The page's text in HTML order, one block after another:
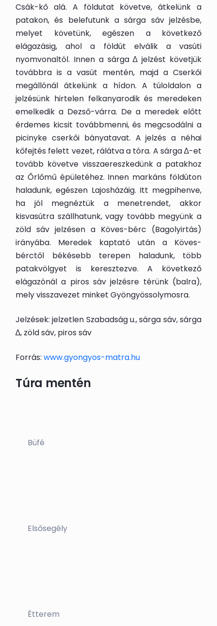
Csák-kő alá. A földutat követve, átkelünk a
patakon, és belefutunk a sárga sáv jelzésbe,
melyet követünk, egészen a következő
elágazásig, ahol a földút elválik a vasúti
nyomvonaltól. Innen a sárga ∆ jelzést követjük
továbbra is a vasút mentén, majd a Cserkői
megállónál átkelünk a hídon. A túloldalon a
jelzésünk hirtelen felkanyarodik és meredeken
emelkedik a Dezső-várra. De a meredek előtt
érdemes kicsit továbbmenni, és megcsodálni a
picinyke cserkői bányatavat. A jelzés a néhai
kőfejtés felett vezet, rálátva a tóra. A sárga ∆-et
tovább követve visszaereszkedünk a patakhoz
az Őrlőmű épületéhez. Innen markáns földúton
haladunk, egészen Lajosházáig. Itt megpihenve,
ha jól megnéztük a menetrendet, akkor
kisvasútra szállhatunk, vagy tovább megyünk a
zöld sáv jelzésen a Köves-bérc (Bagolyirtás)
irányába. Meredek kaptató után a Köves-
bérctől békésebb terepen haladunk, több
patakvölgyet is keresztezve. A következő
elágazónál a piros sáv jelzésre térünk (balra),
mely visszavezet minket Gyöngyössolymosra.
Jelzések: jelzetlen Szabadság u., sárga sáv, sárga
∆, zöld sáv, piros sáv
Forrás: www.gyongyos-matra.hu
Túra mentén
Büfé
Elsősegély
Étterem